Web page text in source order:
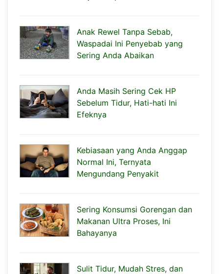
Anak Rewel Tanpa Sebab,
Waspadai Ini Penyebab yang
Sering Anda Abaikan
Anda Masih Sering Cek HP
Sebelum Tidur, Hati-hati Ini
Efeknya
Kebiasaan yang Anda Anggap
Normal Ini, Ternyata
Mengundang Penyakit
Sering Konsumsi Gorengan dan
Makanan Ultra Proses, Ini
Bahayanya
Sulit Tidur, Mudah Stres, dan